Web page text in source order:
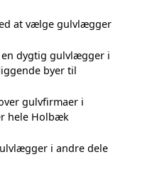
at vælge gulvlægger
en dygtig gulvlægger i
byer til
gulvfirmaer i
hele Holbæk
i andre dele